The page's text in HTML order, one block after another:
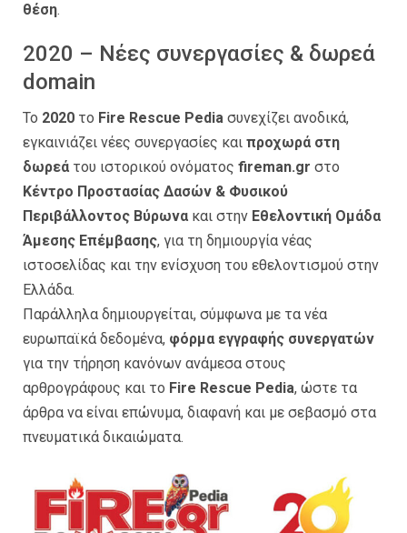
θέση.
2020 – Νέες συνεργασίες & δωρεά
domain
Το 2020 το Fire Rescue Pedia συνεχίζει ανοδικά,
εγκαινιάζει νέες συνεργασίες και προχωρά στη
δωρεά του ιστορικού ονόματος fireman.gr στο
Κέντρο Προστασίας Δασών & Φυσικού
Περιβάλλοντος Βύρωνα και στην Εθελοντική Ομάδα
Άμεσης Επέμβασης, για τη δημιουργία νέας
ιστοσελίδας και την ενίσχυση του εθελοντισμού στην
Ελλάδα.
Παράλληλα δημιουργείται, σύμφωνα με τα νέα
ευρωπαϊκά δεδομένα, φόρμα εγγραφής συνεργατών
για την τήρηση κανόνων ανάμεσα στους
αρθρογράφους και το Fire Rescue Pedia, ώστε τα
άρθρα να είναι επώνυμα, διαφανή και με σεβασμό στα
πνευματικά δικαιώματα.